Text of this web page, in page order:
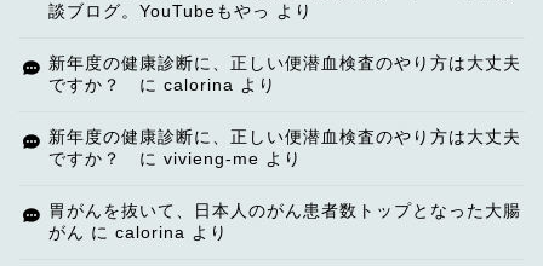
談ブログ。YouTubeもやっ
より
新年度の健康診断に、正しい便潜血検査のやり方は大丈夫
ですか？
に calorina より
新年度の健康診断に、正しい便潜血検査のやり方は大丈夫
ですか？
に vivieng-me より
胃がんを抜いて、日本人のがん患者数トップとなった大腸
がん に calorina より
TOP